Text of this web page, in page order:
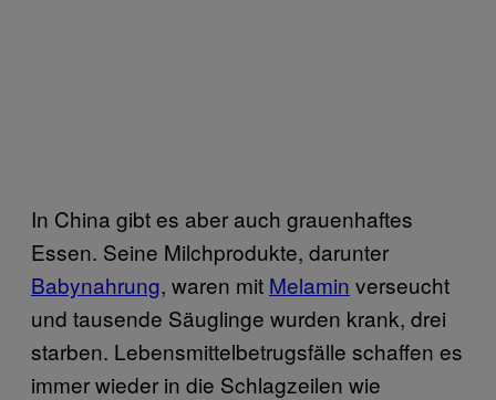
In China gibt es aber auch grauenhaftes
Essen. Seine Milchprodukte, darunter
Babynahrung, waren mit Melamin verseucht
und tausende Säuglinge wurden krank, drei
starben. Lebensmittelbetrugsfälle schaffen es
immer wieder in die Schlagzeilen wie